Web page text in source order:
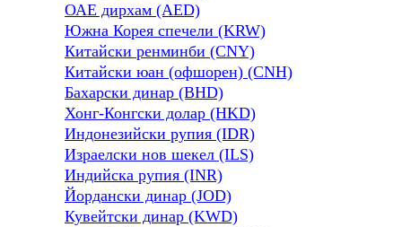
ОАЕ дирхам (AED)
Южна Корея спечели (KRW)
Китайски ренминби (CNY)
Китайски юан (офшорен) (CNH)
Бахарски динар (BHD)
Хонг-Конгски долар (HKD)
Индонезийски рупия (IDR)
Израелски нов шекел (ILS)
Индийска рупия (INR)
Йордански динар (JOD)
Кувейтски динар (KWD)